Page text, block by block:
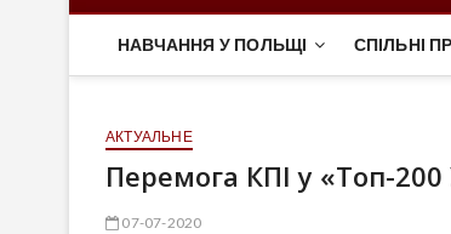
НАВЧАННЯ У ПОЛЬЩІ СПІЛЬНІ
АКТУАЛЬНЕ
Перемога КПІ у «Топ-200
07-07-2020